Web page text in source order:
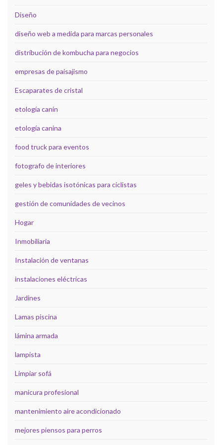
Diseño
diseño web a medida para marcas personales
distribución de kombucha para negocios
empresas de paisajismo
Escaparates de cristal
etología canin
etología canina
food truck para eventos
fotografo de interiores
geles y bebidas isotónicas para ciclistas
gestión de comunidades de vecinos
Hogar
Inmobiliaria
Instalación de ventanas
instalaciones eléctricas
Jardines
Lamas piscina
lámina armada
lampista
Limpiar sofá
manicura profesional
mantenimiento aire acondicionado
mejores piensos para perros